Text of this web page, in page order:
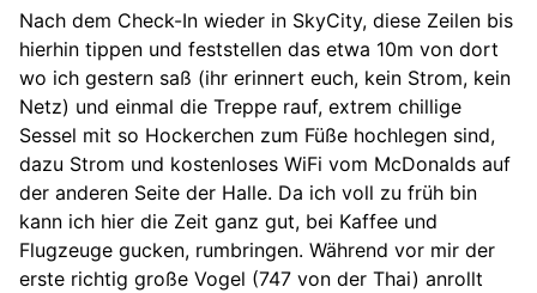
Nach dem Check-In wieder in SkyCity, diese Zeilen bis
hierhin tippen und feststellen das etwa 10m von dort
wo ich gestern saß (ihr erinnert euch, kein Strom, kein
Netz) und einmal die Treppe rauf, extrem chillige
Sessel mit so Hockerchen zum Füße hochlegen sind,
dazu Strom und kostenloses WiFi vom McDonalds auf
der anderen Seite der Halle. Da ich voll zu früh bin
kann ich hier die Zeit ganz gut, bei Kaffee und
Flugzeuge gucken, rumbringen. Während vor mir der
erste richtig große Vogel (747 von der Thai) anrollt